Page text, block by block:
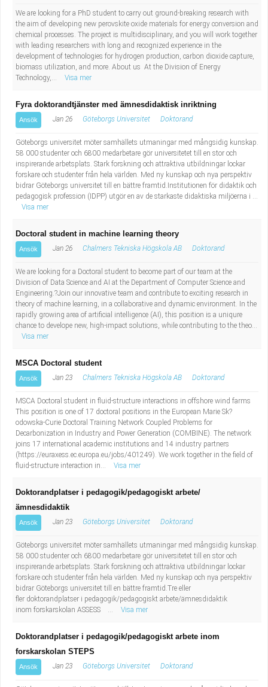
We are looking for a PhD student to carry out ground-breaking research with
the aim of developing new perovskite oxide materials for energy conversion and
chemical processes. The project is multidisciplinary, and you will work together
with leading researchers with long and recognized experience in the
development of technologies for hydrogen production, carbon dioxide capture,
biomass utilization, and more. About us At the Division of Energy
Technology,...
Visa mer
Fyra doktorandtjänster med ämnesdidaktisk inriktning
Ansök Jan 26 Göteborgs Universitet Doktorand
Göteborgs universitet möter samhällets utmaningar med mångsidig kunskap.
58 000 studenter och 6800 medarbetare gör universitetet till en stor och
inspirerande arbetsplats. Stark forskning och attraktiva utbildningar lockar
forskare och studenter från hela världen. Med ny kunskap och nya perspektiv
bidrar Göteborgs universitet till en bättre framtid.Institutionen för didaktik och
pedagogisk profession (IDPP) utgör en av de starkaste didaktiska miljöerna i ...
Visa mer
Doctoral student in machine learning theory
Ansök Jan 26 Chalmers Tekniska Högskola AB Doktorand
We are looking for a Doctoral student to become part of our team at the
Division of Data Science and AI at the Department of Computer Science and
Engineering.?Join our innovative team and contribute to exciting research in
theory of machine learning, in a collaborative and dynamic environment. In the
rapidly growing area of artificial intelligence (AI), this position is a uniqure
chance to develope new, high-impact solutions, while contributing to the theo...
Visa mer
MSCA Doctoral student
Ansök Jan 23 Chalmers Tekniska Högskola AB Doktorand
MSCA Doctoral student in fluid-structure interactions in offshore wind farms
This position is one of 17 doctoral positions in the European Marie Sk?
odowska-Curie Doctoral Training Network Coupled Problems for
Decarbonization in Industry and Power Generation (COMBINE). The network
joins 17 international academic institutions and 14 industry partners
(https://euraxess.ec.europa.eu/jobs/401249). We work together in the field of
fluid-structure interaction in...
Visa mer
Doktorandplatser i pedagogik/pedagogiskt arbete/
ämnesdidaktik
Ansök Jan 23 Göteborgs Universitet Doktorand
Göteborgs universitet möter samhällets utmaningar med mångsidig kunskap.
58 000 studenter och 6800 medarbetare gör universitetet till en stor och
inspirerande arbetsplats. Stark forskning och attraktiva utbildningar lockar
forskare och studenter från hela världen. Med ny kunskap och nya perspektiv
bidrar Göteborgs universitet till en bättre framtid.Tre eller
fler doktorandplatser i pedagogik/pedagogiskt arbete/ämnesdidaktik
inom forskarskolan ASSESS ...
Visa mer
Doktorandplatser i pedagogik/pedagogiskt arbete inom
forskarskolan STEPS
Ansök Jan 23 Göteborgs Universitet Doktorand